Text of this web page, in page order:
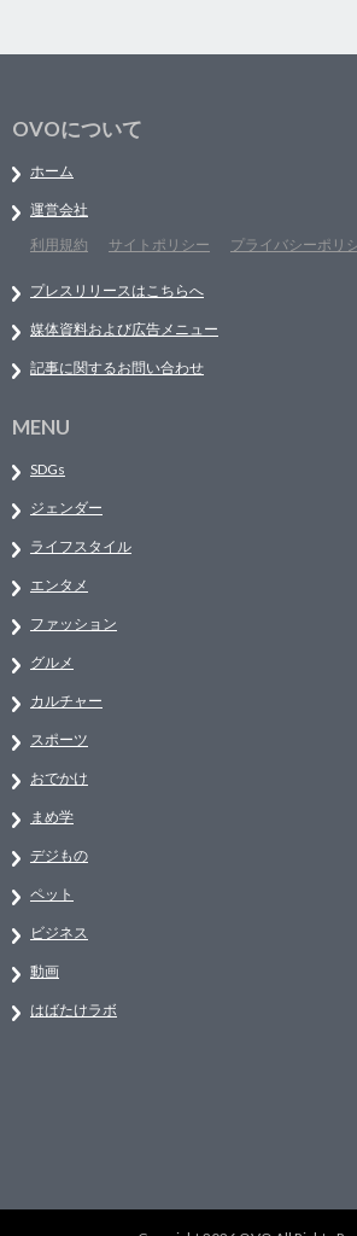
OVOについて
ホーム
運営会社
利用規約
サイトポリシー プライバシーポリ
プレスリリースはこちらへ
媒体資料および広告メニュー
記事に関するお問い合わせ
MENU
SDGs
ジェンダー
ライフスタイル
エンタメ
ファッション
グルメ
カルチャー
スポーツ
おでかけ
まめ学
デジもの
ペット
ビジネス
動画
はばたけラボ